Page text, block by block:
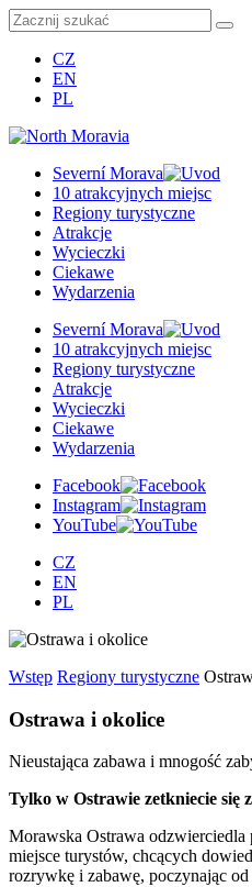
CZ
EN
PL
Severní Morava
10 atrakcyjnych miejsc
Regiony turystyczne
Atrakcje
Wycieczki
Ciekawe
Wydarzenia
Severní Morava
10 atrakcyjnych miejsc
Regiony turystyczne
Atrakcje
Wycieczki
Ciekawe
Wydarzenia
Facebook
Instagram
YouTube
CZ
EN
PL
Wstęp Regiony turystyczne
Ostrawa i okolice
Nieustająca zabawa i mnogość
Tylko w Ostrawie zetkniecie się
Morawska Ostrawa
miejsce turystów, chcących
rozrywkę i zabawę, poczynając